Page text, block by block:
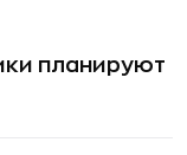
планируют